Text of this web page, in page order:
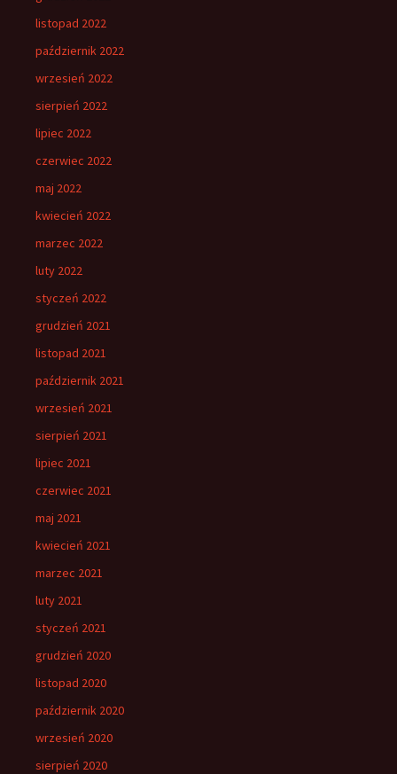
listopad 2022
październik 2022
wrzesień 2022
sierpień 2022
lipiec 2022
czerwiec 2022
maj 2022
kwiecień 2022
marzec 2022
luty 2022
styczeń 2022
grudzień 2021
listopad 2021
październik 2021
wrzesień 2021
sierpień 2021
lipiec 2021
czerwiec 2021
maj 2021
kwiecień 2021
marzec 2021
luty 2021
styczeń 2021
grudzień 2020
listopad 2020
październik 2020
wrzesień 2020
sierpień 2020